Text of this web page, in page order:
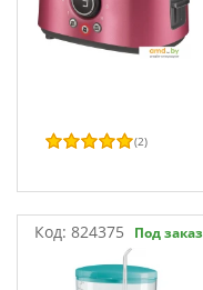
(2)
Код: 824375 Под заказ